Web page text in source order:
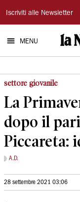
La
Nuova
Ferrara
Iscriviti alle Newsletter
MENU
settore giovanile
La
dopo il
Piccareta:
A.D.
28 settembre 2021 03:06